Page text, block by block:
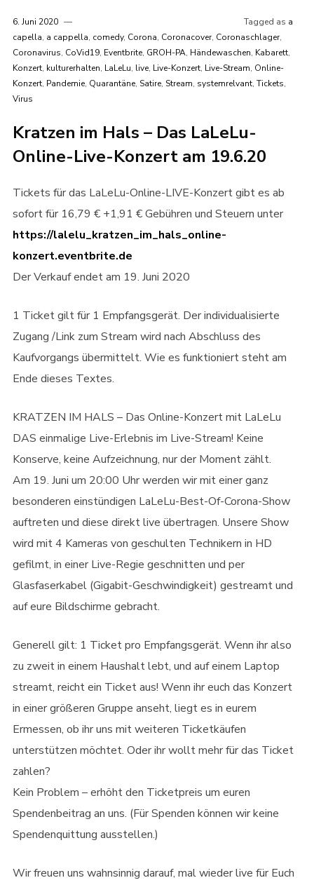
6. Juni 2020 Tagged as a
capella, a cappella, comedy, Corona, Coronacover, Coronaschlager,
Coronavirus, CoVid19, Eventbrite, GROH-PA, Händewaschen, Kabarett,
Konzert, kulturerhalten, LaLeLu, live, Live-Konzert, Live-Stream, Online-
Konzert, Pandemie, Quarantäne, Satire, Stream, systemrelvant, Tickets,
Virus
Kratzen im Hals – Das LaLeLu-
Online-Live-Konzert am 19.6.20
Tickets für das LaLeLu-Online-LIVE-Konzert gibt es ab
sofort für 16,79 € +1,91 € Gebühren und Steuern unter
https://lalelu_kratzen_im_hals_online-
konzert.eventbrite.de
Der Verkauf endet am 19. Juni 2020
1 Ticket gilt für 1 Empfangsgerät. Der individualisierte
Zugang /Link zum Stream wird nach Abschluss des
Kaufvorgangs übermittelt. Wie es funktioniert steht am
Ende dieses Textes.
KRATZEN IM HALS – Das Online-Konzert mit LaLeLu
DAS einmalige Live-Erlebnis im Live-Stream! Keine
Konserve, keine Aufzeichnung, nur der Moment zählt.
Am 19. Juni um 20:00 Uhr werden wir mit einer ganz
besonderen einstündigen LaLeLu-Best-Of-Corona-Show
auftreten und diese direkt live übertragen. Unsere Show
wird mit 4 Kameras von geschulten Technikern in HD
gefilmt, in einer Live-Regie geschnitten und per
Glasfaserkabel (Gigabit-Geschwindigkeit) gestreamt und
auf eure Bildschirme gebracht.
Generell gilt: 1 Ticket pro Empfangsgerät. Wenn ihr also
zu zweit in einem Haushalt lebt, und auf einem Laptop
streamt, reicht ein Ticket aus! Wenn ihr euch das Konzert
in einer größeren Gruppe anseht, liegt es in eurem
Ermessen, ob ihr uns mit weiteren Ticketkäufen
unterstützen möchtet. Oder ihr wollt mehr für das Ticket
zahlen?
Kein Problem – erhöht den Ticketpreis um euren
Spendenbeitrag an uns. (Für Spenden können wir keine
Spendenquittung ausstellen.)
Wir freuen uns wahnsinnig darauf, mal wieder live für Euch